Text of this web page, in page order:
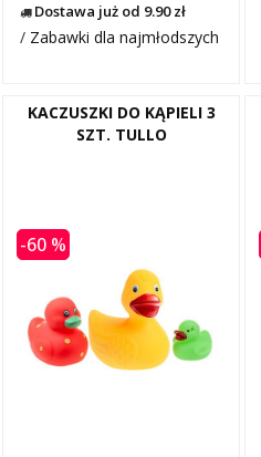
Dostawa już od 9.90 zł
/ Zabawki dla najmłodszych
KACZUSZKI DO KĄPIELI 3
SZT. TULLO
-60 %